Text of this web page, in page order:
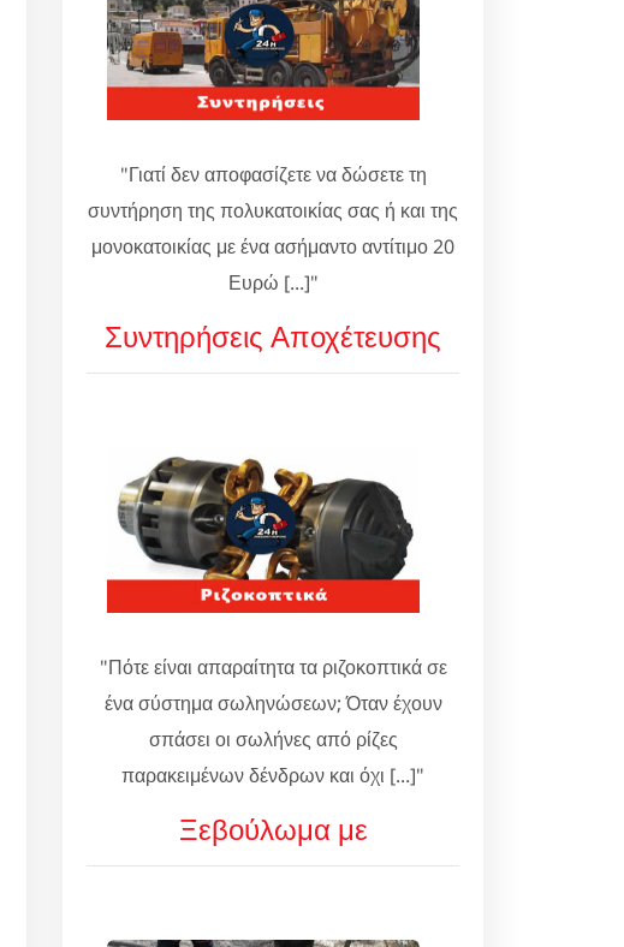
"Γιατί δεν αποφασίζετε να δώσετε τη
συντήρηση της πολυκατοικίας σας ή και της
μονοκατοικίας με ένα ασήμαντο αντίτιμο 20
Ευρώ [...]"
Συντηρήσεις Αποχέτευσης
"Πότε είναι απαραίτητα τα ριζοκοπτικά σε
ένα σύστημα σωληνώσεων; Όταν έχουν
σπάσει οι σωλήνες από ρίζες
παρακειμένων δένδρων και όχι [...]"
Ξεβούλωμα με